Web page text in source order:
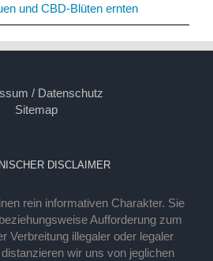
und CBD-Blüten ernten
/ Datenschutz
Sitemap
DISCLAIMER
rein informativen Charakter. Sie
Aufforderung zum
Verbreitung illegaler oder legaler
wir uns von jeglichen